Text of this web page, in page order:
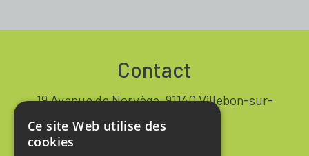
Contact
19 Avenue de Norvège, 91140 Villebon-sur-
+33 1 64 53 37 90
Ce site Web utilise des
cookies